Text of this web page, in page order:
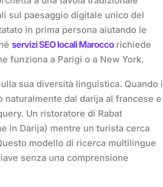
sul paesaggio digitale unico del
in prima persona aiutando le
servizi SEO locali Maroccorichiede
funziona a Parigi o a New York.
sua diversità linguistica. Quando i
dal darija al francese e
Un ristoratore di Rabat
in Darija) mentre un turista cerca
modello di ricerca multilingue
senza una comprensione